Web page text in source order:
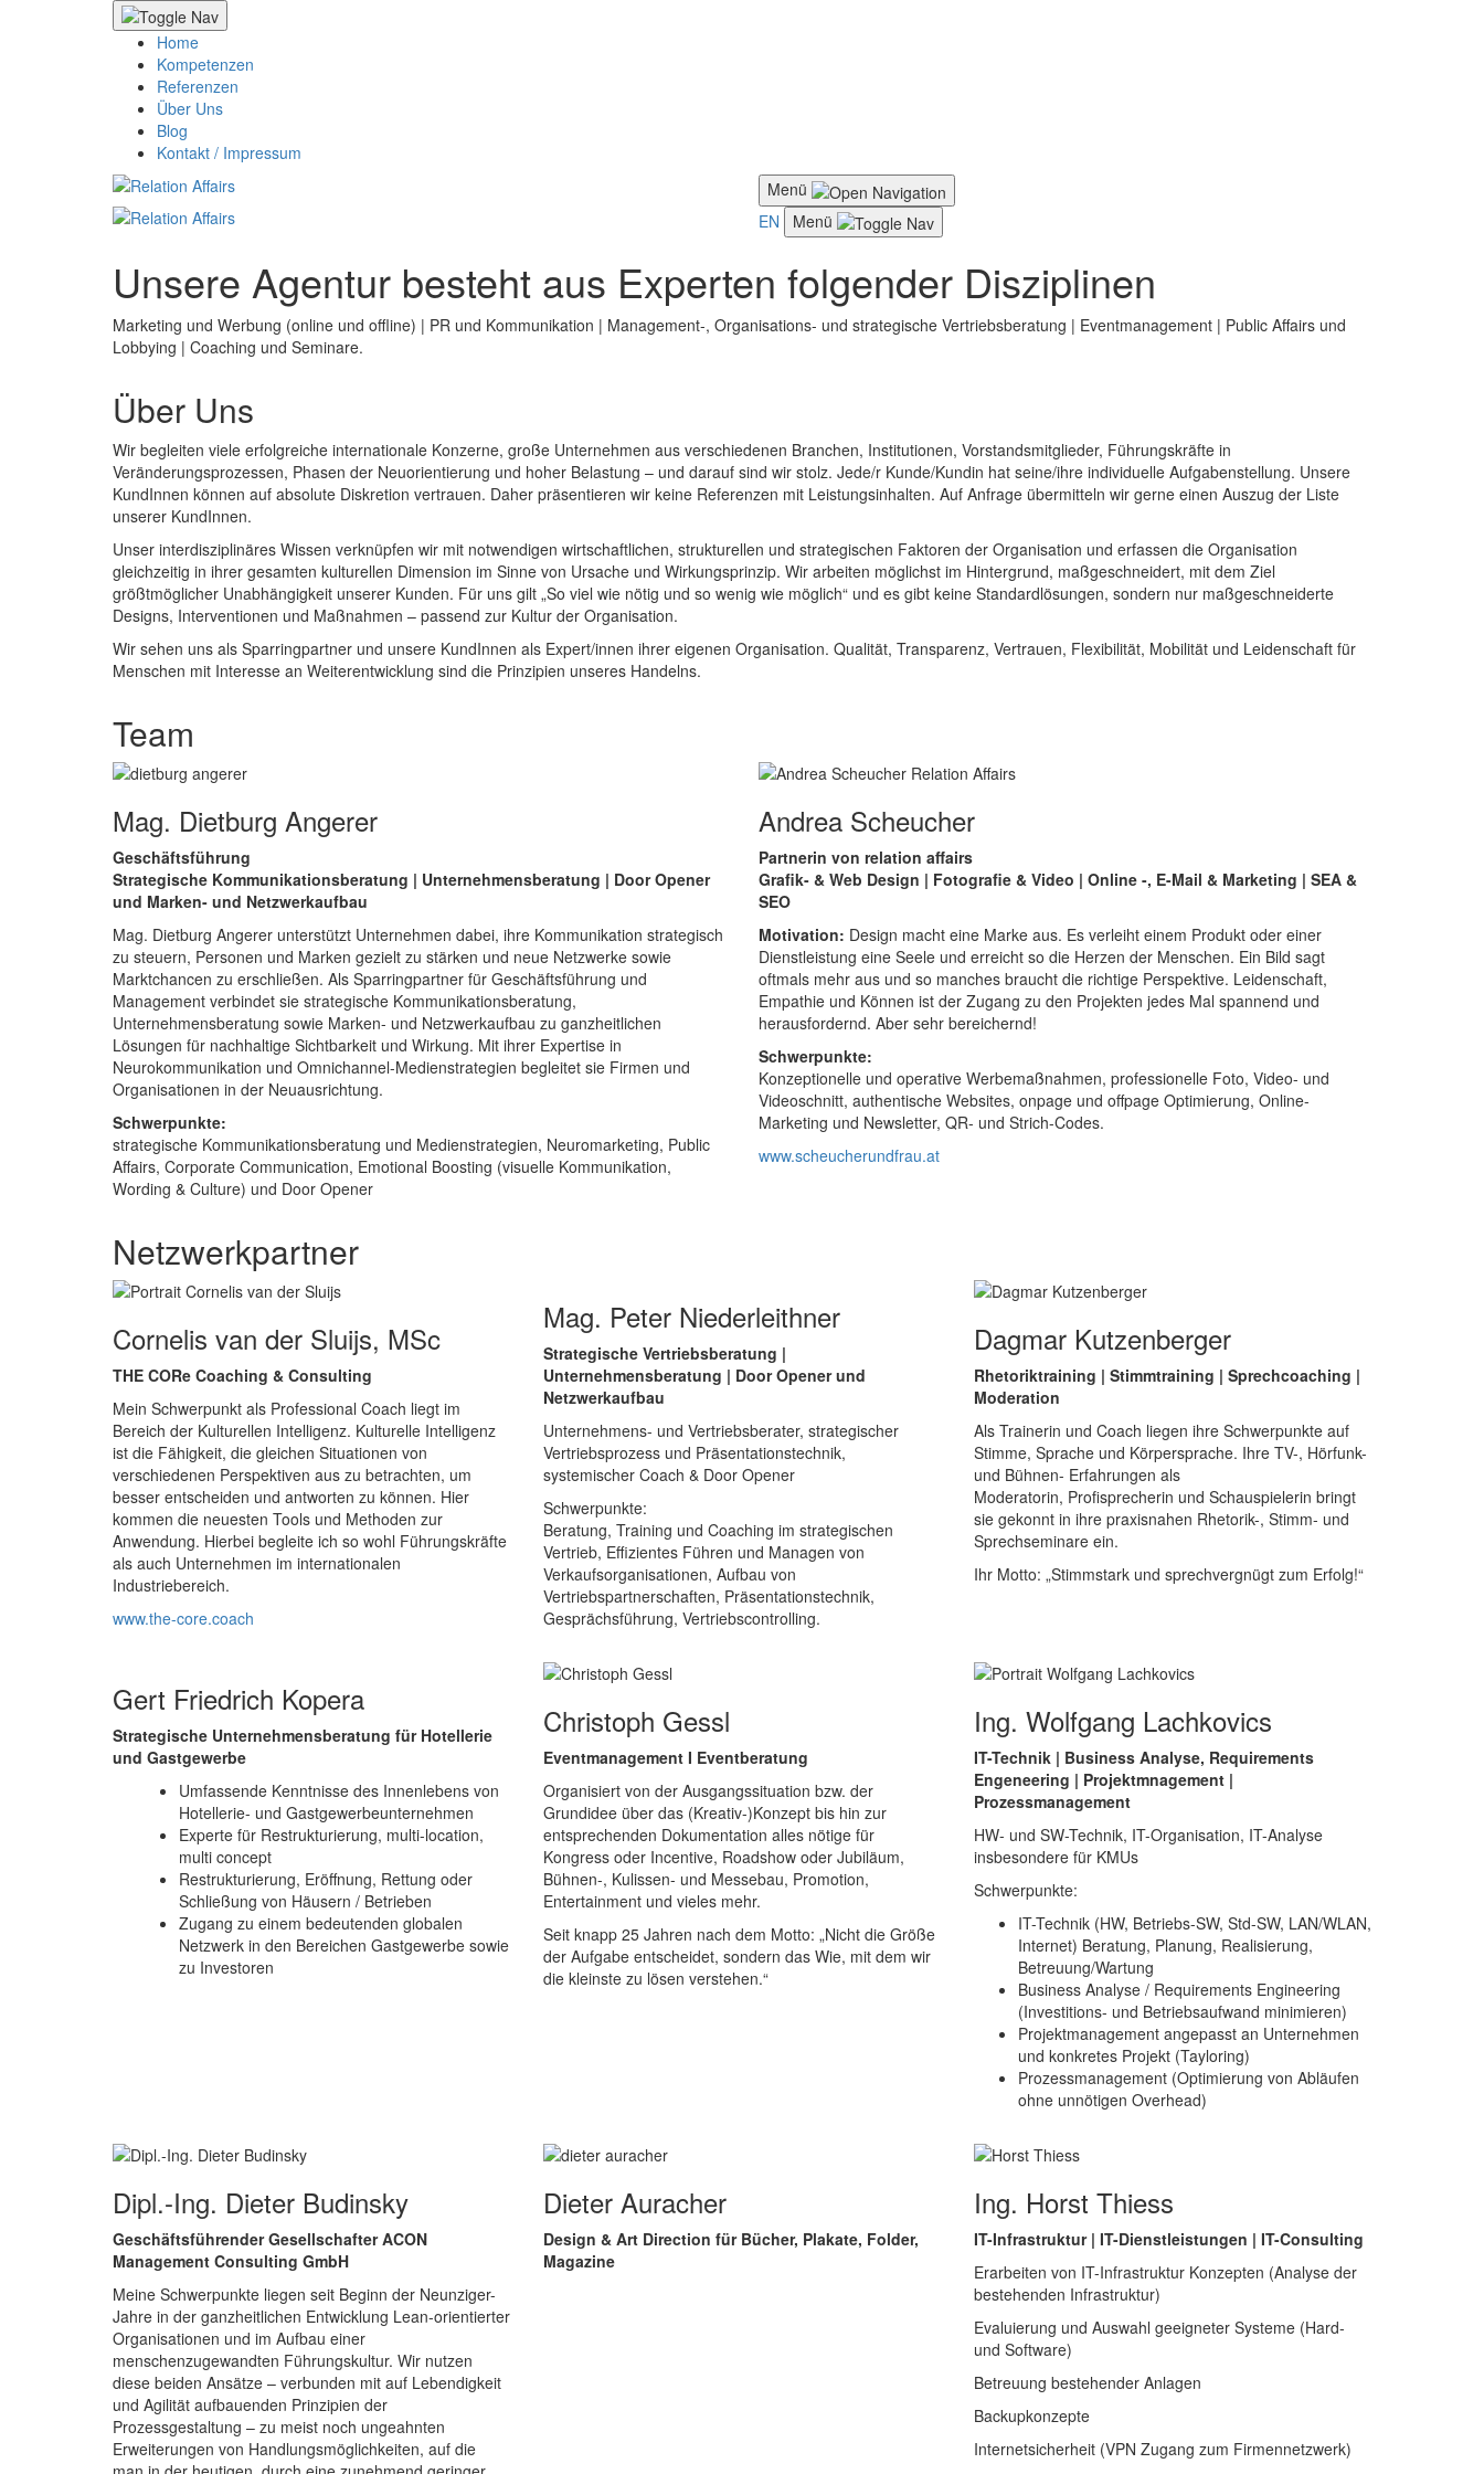
Home
Kompetenzen
Referenzen
Über Uns
Blog
Kontakt / Impressum
Menü
EN
Menü
Unsere Agentur besteht aus Experten folgender Disziplinen
Marketing und Werbung (online und offline) | PR und Kommunikation | Management-, Organisations- und strategische Vertriebsberatung | Eventmanagement | Public Affairs und
Lobbying | Coaching und Seminare.
Über Uns
Wir begleiten viele erfolgreiche internationale Konzerne, große Unternehmen aus verschiedenen Branchen, Institutionen, Vorstandsmitglieder, Führungskräfte in
Veränderungsprozessen, Phasen der Neuorientierung und hoher Belastung – und darauf sind wir stolz. Jede/r Kunde/Kundin hat seine/ihre individuelle Aufgabenstellung. Unsere
KundInnen können auf absolute Diskretion vertrauen. Daher präsentieren wir keine Referenzen mit Leistungsinhalten. Auf Anfrage übermitteln wir gerne einen Auszug der Liste
unserer KundInnen.
Unser interdisziplinäres Wissen verknüpfen wir mit notwendigen wirtschaftlichen, strukturellen und strategischen Faktoren der Organisation und erfassen die Organisation
gleichzeitig in ihrer gesamten kulturellen Dimension im Sinne von Ursache und Wirkungsprinzip. Wir arbeiten möglichst im Hintergrund, maßgeschneidert, mit dem Ziel
größtmöglicher Unabhängigkeit unserer Kunden. Für uns gilt „So viel wie nötig und so wenig wie möglich“ und es gibt keine Standardlösungen, sondern nur maßgeschneiderte
Designs, Interventionen und Maßnahmen – passend zur Kultur der Organisation.
Wir sehen uns als Sparringpartner und unsere KundInnen als Expert/innen ihrer eigenen Organisation. Qualität, Transparenz, Vertrauen, Flexibilität, Mobilität und Leidenschaft für
Menschen mit Interesse an Weiterentwicklung sind die Prinzipien unseres Handelns.
Team
Mag. Dietburg Angerer
Geschäftsführung
Strategische Kommunikationsberatung | Unternehmensberatung | Door Opener
und Marken- und Netzwerkaufbau
Mag. Dietburg Angerer unterstützt Unternehmen dabei, ihre Kommunikation strategisch
zu steuern, Personen und Marken gezielt zu stärken und neue Netzwerke sowie
Marktchancen zu erschließen. Als Sparringpartner für Geschäftsführung und
Management verbindet sie strategische Kommunikationsberatung,
Unternehmensberatung sowie Marken- und Netzwerkaufbau zu ganzheitlichen
Lösungen für nachhaltige Sichtbarkeit und Wirkung. Mit ihrer Expertise in
Neurokommunikation und Omnichannel-Medienstrategien begleitet sie Firmen und
Organisationen in der Neuausrichtung.
Schwerpunkte:
strategische Kommunikationsberatung und Medienstrategien, Neuromarketing, Public
Affairs, Corporate Communication, Emotional Boosting (visuelle Kommunikation,
Wording & Culture) und Door Opener
Andrea Scheucher
Partnerin von relation affairs
Grafik- & Web Design | Fotografie & Video | Online -, E-Mail & Marketing | SEA &
SEO
Motivation: Design macht eine Marke aus. Es verleiht einem Produkt oder einer
Dienstleistung eine Seele und erreicht so die Herzen der Menschen. Ein Bild sagt
oftmals mehr aus und so manches braucht die richtige Perspektive. Leidenschaft,
Empathie und Können ist der Zugang zu den Projekten jedes Mal spannend und
herausfordernd. Aber sehr bereichernd!
Schwerpunkte:
Konzeptionelle und operative Werbemaßnahmen, professionelle Foto, Video- und
Videoschnitt, authentische Websites, onpage und offpage Optimierung, Online-
Marketing und Newsletter, QR- und Strich-Codes.
www.scheucherundfrau.at
Netzwerkpartner
Cornelis van der Sluijs, MSc
THE CORe Coaching & Consulting
Mein Schwerpunkt als Professional Coach liegt im
Bereich der Kulturellen Intelligenz. Kulturelle Intelligenz
ist die Fähigkeit, die gleichen Situationen von
verschiedenen Perspektiven aus zu betrachten, um
besser entscheiden und antworten zu können. Hier
kommen die neuesten Tools und Methoden zur
Anwendung. Hierbei begleite ich so wohl Führungskräfte
als auch Unternehmen im internationalen
Industriebereich.
www.the-core.coach
Mag. Peter Niederleithner
Strategische Vertriebsberatung |
Unternehmensberatung | Door Opener und
Netzwerkaufbau
Unternehmens- und Vertriebsberater, strategischer
Vertriebsprozess und Präsentationstechnik,
systemischer Coach & Door Opener
Schwerpunkte:
Beratung, Training und Coaching im strategischen
Vertrieb, Effizientes Führen und Managen von
Verkaufsorganisationen, Aufbau von
Vertriebspartnerschaften, Präsentationstechnik,
Gesprächsführung, Vertriebscontrolling.
Dagmar Kutzenberger
Rhetoriktraining | Stimmtraining | Sprechcoaching |
Moderation
Als Trainerin und Coach liegen ihre Schwerpunkte auf
Stimme, Sprache und Körpersprache. Ihre TV-, Hörfunk-
und Bühnen- Erfahrungen als
Moderatorin, Profisprecherin und Schauspielerin bringt
sie gekonnt in ihre praxisnahen Rhetorik-, Stimm- und
Sprechseminare ein.
Ihr Motto: „Stimmstark und sprechvergnügt zum Erfolg!“
Gert Friedrich Kopera
Strategische Unternehmensberatung für Hotellerie
und Gastgewerbe
Umfassende Kenntnisse des Innenlebens von
Hotellerie- und Gastgewerbeunternehmen
Experte für Restrukturierung, multi-location,
multi concept
Restrukturierung, Eröffnung, Rettung oder
Schließung von Häusern / Betrieben
Zugang zu einem bedeutenden globalen
Netzwerk in den Bereichen Gastgewerbe sowie
zu Investoren
Christoph Gessl
Eventmanagement I Eventberatung
Organisiert von der Ausgangssituation bzw. der
Grundidee über das (Kreativ-)Konzept bis hin zur
entsprechenden Dokumentation alles nötige für
Kongress oder Incentive, Roadshow oder Jubiläum,
Bühnen-, Kulissen- und Messebau, Promotion,
Entertainment und vieles mehr.
Seit knapp 25 Jahren nach dem Motto: „Nicht die Größe
der Aufgabe entscheidet, sondern das Wie, mit dem wir
die kleinste zu lösen verstehen.“
Ing. Wolfgang Lachkovics
IT-Technik | Business Analyse, Requirements
Engeneering | Projektmnagement |
Prozessmanagement
HW- und SW-Technik, IT-Organisation, IT-Analyse
insbesondere für KMUs
Schwerpunkte:
IT-Technik (HW, Betriebs-SW, Std-SW, LAN/WLAN,
Internet) Beratung, Planung, Realisierung,
Betreuung/Wartung
Business Analyse / Requirements Engineering
(Investitions- und Betriebsaufwand minimieren)
Projektmanagement angepasst an Unternehmen
und konkretes Projekt (Tayloring)
Prozessmanagement (Optimierung von Abläufen
ohne unnötigen Overhead)
Dipl.-Ing. Dieter Budinsky
Geschäftsführender Gesellschafter ACON
Management Consulting GmbH
Meine Schwerpunkte liegen seit Beginn der Neunziger-
Jahre in der ganzheitlichen Entwicklung Lean-orientierter
Organisationen und im Aufbau einer
menschenzugewandten Führungskultur. Wir nutzen
diese beiden Ansätze – verbunden mit auf Lebendigkeit
und Agilität aufbauenden Prinzipien der
Prozessgestaltung – zu meist noch ungeahnten
Erweiterungen von Handlungsmöglichkeiten, auf die
Dieter Auracher
Design & Art Direction für Bücher, Plakate, Folder,
Magazine
Ing. Horst Thiess
IT-Infrastruktur | IT-Dienstleistungen | IT-Consulting
Erarbeiten von IT-Infrastruktur Konzepten (Analyse der
bestehenden Infrastruktur)
Evaluierung und Auswahl geeigneter Systeme (Hard-
und Software)
Betreuung bestehender Anlagen
Backupkonzepte
Internetsicherheit (VPN Zugang zum Firmennetzwerk)